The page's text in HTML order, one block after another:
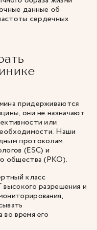
данные об
сердечных
придерживаются
они не назначают
или
Наши
протоколам
(ESC) и
общества (РКО).
класс
разрешения и
время его